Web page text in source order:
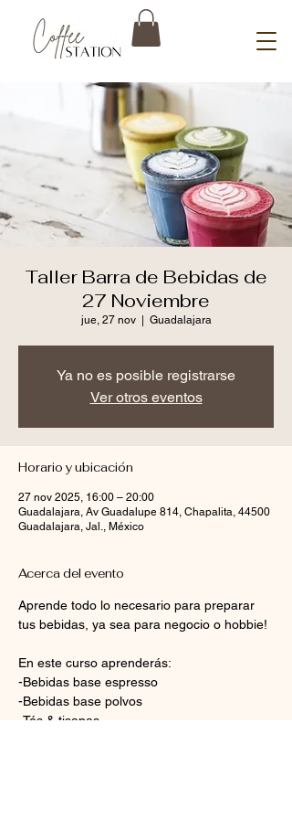
Taller Barra de Bebidas de
27 Noviembre
jue, 27 nov
  |
Guadalajara
Ya no es posible registrarse
Ver otros eventos
Horario y ubicación
27 nov 2025, 16:00 – 20:00
Guadalajara, Av Guadalupe 814, Chapalita, 44500
Guadalajara, Jal., México
Acerca del evento
Aprende todo lo necesario para preparar
tus bebidas, ya sea para negocio o hobbie!
En este curso aprenderás:
-Bebidas base espresso
-Bebidas base polvos
-Tés & tisanas